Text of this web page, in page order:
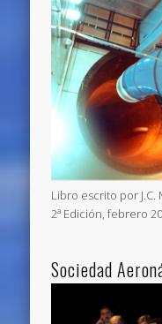
Libro escrito por
2ª Edición, febrero
Sociedad